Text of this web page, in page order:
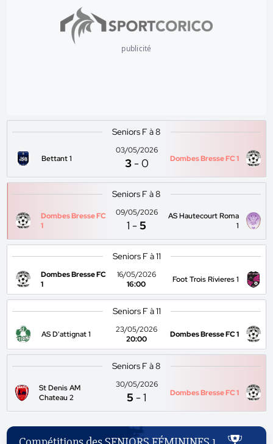
publicité
Seniors F à 8
Bettant 1
03/05/2026
3 -0 Dombes Bresse FC 1
Seniors F à 8
Dombes Bresse FC
1
09/05/2026
1 -5
AS Hautecourt Roma
1
Seniors F à 11
Dombes Bresse FC
1
16/05/2026
16:00
Foot Trois Rivieres 1
Seniors F à 11
AS D'attignat 1
23/05/2026
20:00
Dombes Bresse FC 1
Seniors F à 8
St Denis AM
Chateau 2
30/05/2026
5 -1 Dombes Bresse FC 1